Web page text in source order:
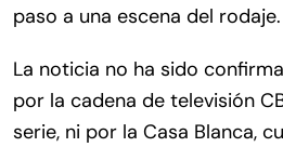
paso a una escena del rodaje.
La noticia no ha sido
por la cadena de televisión
serie, ni por la Casa Blanca,